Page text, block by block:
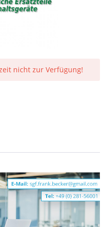
nicht zur Verfügung!